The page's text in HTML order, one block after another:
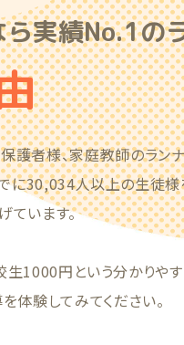
実績No.1の
者様、家庭教師のラン
30,034人以上の生徒様
ています。
1000円という分かりや
体験してみてください。